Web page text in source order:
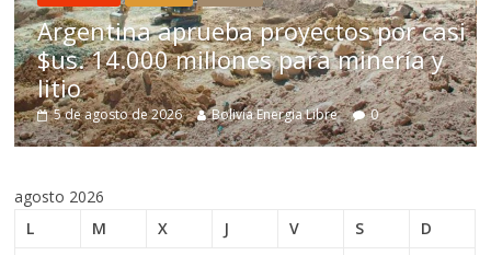
proyectos por casi
millones para minería y
Bolivia Energia Libre 0
para
Bolivia no
5 de agosto de
agosto 2026
L
M X J V S
D